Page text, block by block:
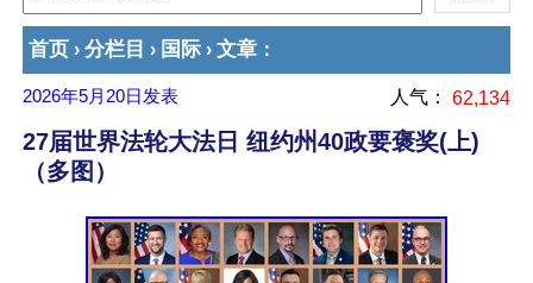
首页 › 分栏目 › 国际 › 文章 ：
2026年5月20日 发表 人气： 62,134
27届世界法轮大法日 纽约州40政要褒奖(上)
（多图）